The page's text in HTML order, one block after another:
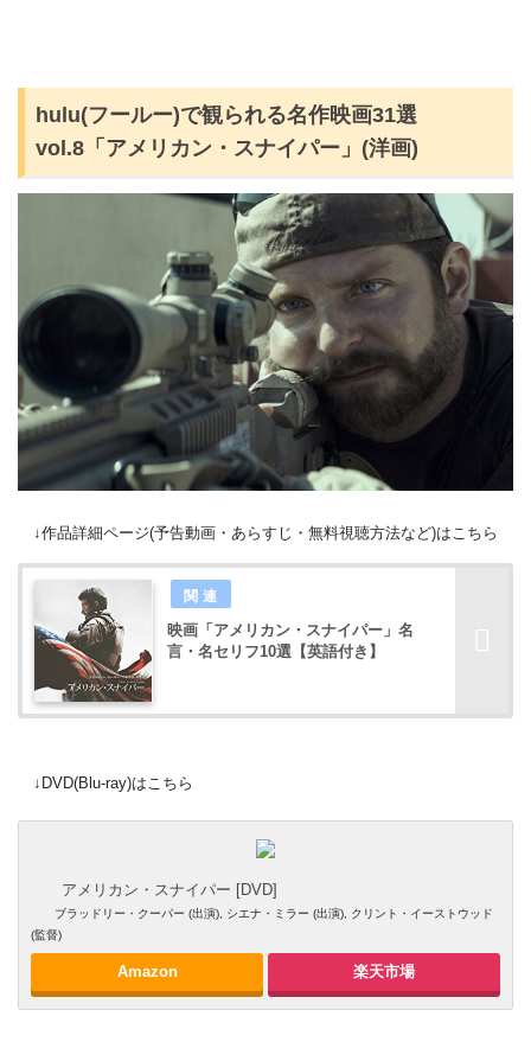
hulu(フールー)で観られる名作映画31選
vol.8「アメリカン・スナイパー」(洋画)
↓作品詳細ページ(予告動画・あらすじ・無料視聴方法など)はこちら
映画「アメリカン・スナイパー」名
言・名セリフ10選【英語付き】
↓DVD(Blu-ray)はこちら
アメリカン・スナイパー [DVD]
ブラッドリー・クーパー (出演), シエナ・ミラー (出演), クリント・イーストウッド
(監督)
Amazon 楽天市場